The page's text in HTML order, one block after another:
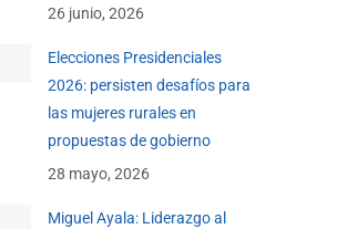
26 junio, 2026
Elecciones Presidenciales
2026: persisten desafíos para
las mujeres rurales en
propuestas de gobierno
28 mayo, 2026
Miguel Ayala: Liderazgo al